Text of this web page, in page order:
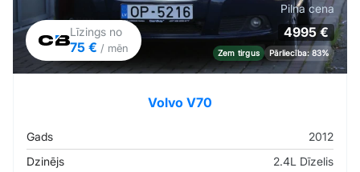
Līzings no
75 € / mēn
Pilna cena
4995 €
Zem tirgus Pārliecība: 83%
Volvo V70
Gads
2012
Dzinējs
2.4L Dīzelis